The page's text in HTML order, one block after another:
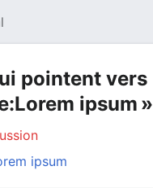
pointent vers
ipsum »
ipsum